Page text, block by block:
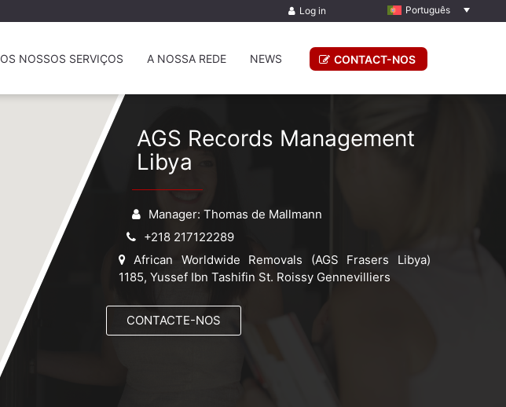
Português
Log in
OS NOSSOS SERVIÇOS A NOSSA REDE NEWS CONTACT-NOS
AGS Records Management
Libya
Manager: Thomas de Mallmann
+218 217122289
African Worldwide Removals (AGS Frasers Libya)
1185, Yussef Ibn Tashifin St. Roissy Gennevilliers
CONTACTE-NOS